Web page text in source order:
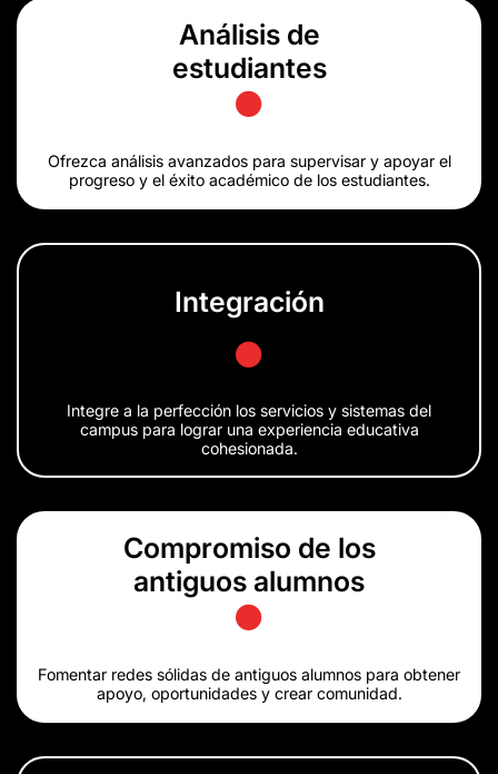
Análisis de
estudiantes
Ofrezca análisis avanzados para supervisar y apoyar el
progreso y el éxito académico de los estudiantes.
Integración
Integre a la perfección los servicios y sistemas del
campus para lograr una experiencia educativa
cohesionada.
Compromiso de los
antiguos alumnos
Fomentar redes sólidas de antiguos alumnos para obtener
apoyo, oportunidades y crear comunidad.